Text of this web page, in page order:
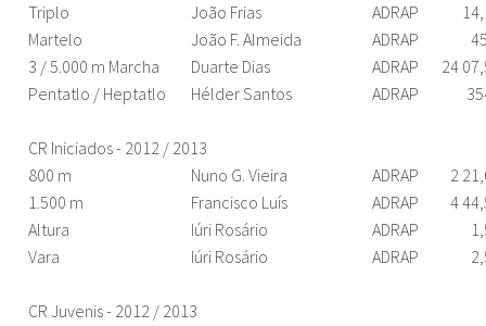
Triplo
João Frias ADRAP
Martelo
João F. Almeida ADRAP
3 / 5.000 m Marcha
Duarte Dias ADRAP
24
Pentatlo / Heptatlo
Hélder Santos ADRAP
CR Iniciados - 2012 / 2013
800 m
Nuno G. Vieira ADRAP
2
1.500 m
Francisco Luís ADRAP
4
Altura
Iúri Rosário ADRAP
Vara
Iúri Rosário ADRAP
CR Juvenis - 2012 / 2013